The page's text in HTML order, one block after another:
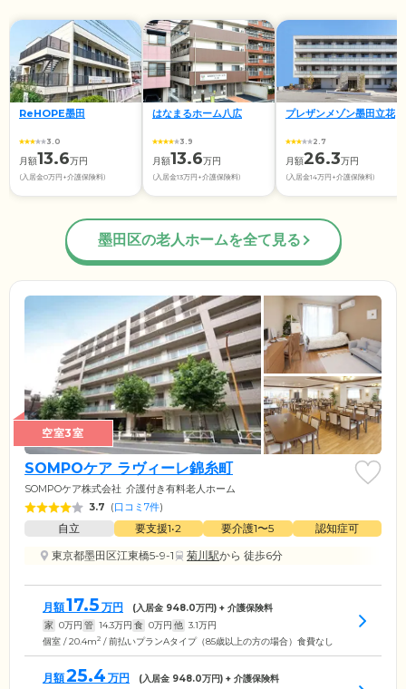
ReHOPE墨田
3.0
月額13.6万円
(入居金0万円+介護保険料)
はなまるホーム八広
3.9
月額13.6万円
(入居金13万円+介護保険料)
プレザンメゾン墨田立花
2.7
月額26.3万円
(入居金14万円+介護保険料)
墨田区の老人ホームを全て見る
空室3室
SOMPOケア ラヴィーレ錦糸町
SOMPOケア株式会社 介護付き有料老人ホーム
3.7 (口コミ7件)
自立 要支援1•2 要介護1〜5
認知症可
東京都墨田区江東橋5-9-1
菊川駅から 徒歩6分
月額17.5 万円 (入居金 948.0万円) + 介護保険料
家 0万円 管 14.3万円 食 0万円 他 3.1万円
個室 / 20.4m2 / 前払いプランAタイプ（85歳以上の方の場合）食費なし
月額25.4 万円 (入居金 948.0万円) + 介護保険料